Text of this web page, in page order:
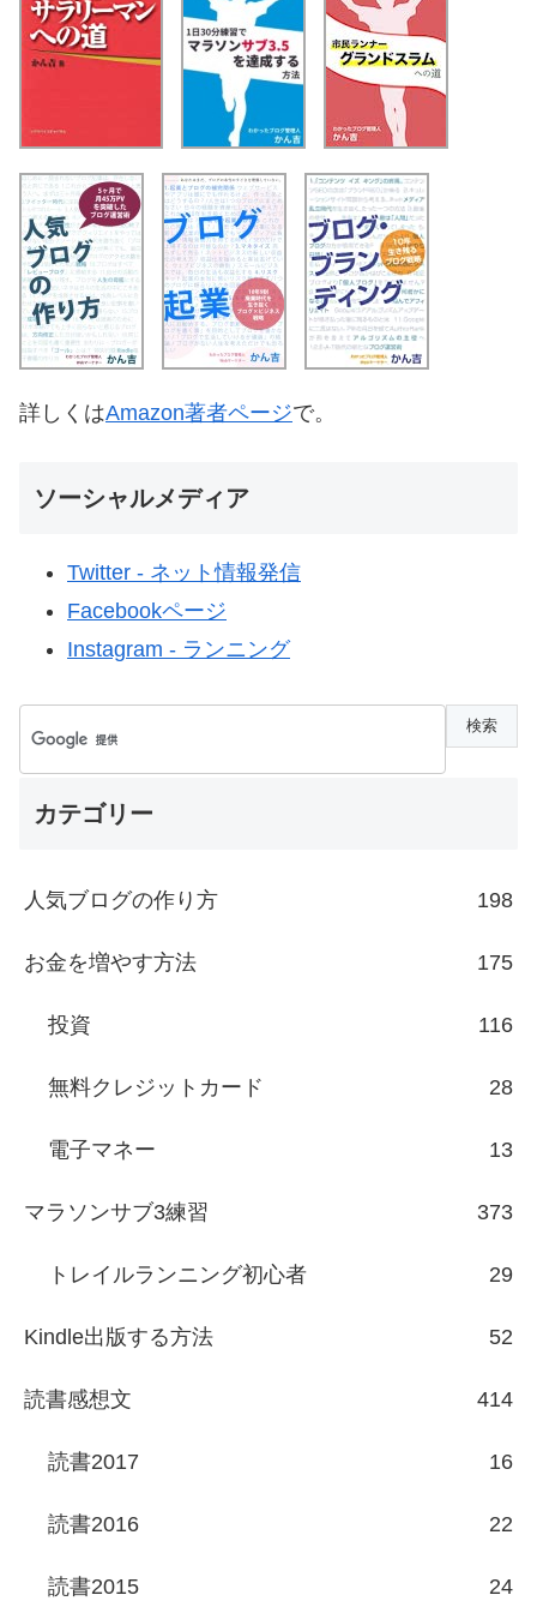
詳しくはAmazon著者ページで。
ソーシャルメディア
Twitter - ネット情報発信
Facebookページ
Instagram - ランニング
カテゴリー
人気ブログの作り方 198
お金を増やす方法 175
投資 116
無料クレジットカード 28
電子マネー 13
マラソンサブ3練習 373
トレイルランニング初心者 29
Kindle出版する方法 52
読書感想文 414
読書2017 16
読書2016 22
読書2015 24